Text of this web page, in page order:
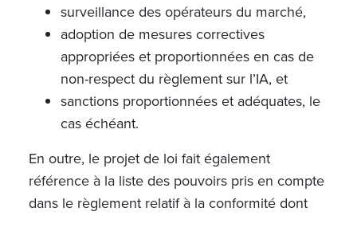
­surveillance des opérateurs du marché,
adoption de mesures correctives
appropriées et proportionnées en cas de
non-respect du règlement sur l’IA, et
sanctions proportionnées et adéquates, le
cas échéant.
En outre, le projet de loi fait également
référence à la liste des pouvoirs pris en compte
dans le règlement relatif à la conformité dont